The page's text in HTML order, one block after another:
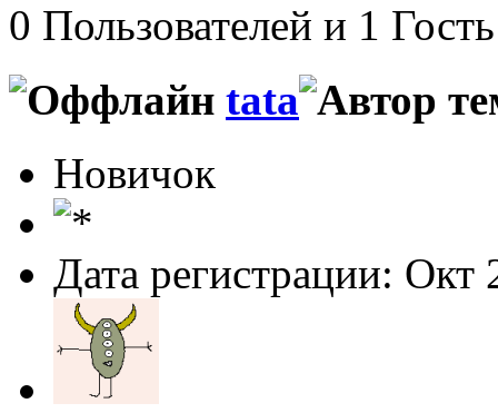
0 Пользователей и 1
tata
Новичок
Дата регистрации: Окт